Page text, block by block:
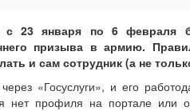
23 января по 6 февраля
призыва в армию.
и сам сотрудник (а не
«Госуслуги», и его
нет профиля на портале или